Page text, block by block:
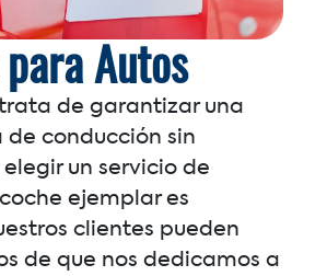
Autos
de garantizar una
de conducción sin
un servicio de
ejemplar es
clientes pueden
de que nos dedicamos a